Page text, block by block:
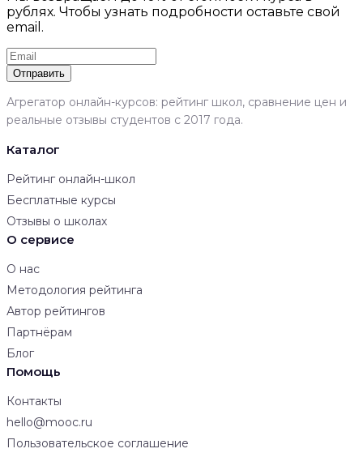
рублях. Чтобы узнать подробности оставьте свой
email.
Отправить
Агрегатор онлайн-курсов: рейтинг школ, сравнение цен и
реальные отзывы студентов с 2017 года.
Каталог
Рейтинг онлайн-школ
Бесплатные курсы
Отзывы о школах
О сервисе
О нас
Методология рейтинга
Автор рейтингов
Партнёрам
Блог
Помощь
Контакты
hello@mooc.ru
Пользовательское соглашение